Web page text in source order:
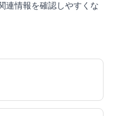
連情報を確認しやすくな